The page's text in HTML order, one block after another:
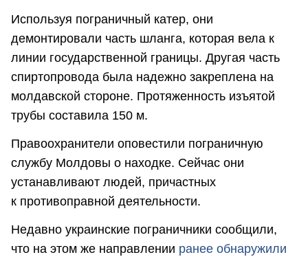
Используя пограничный катер, они
демонтировали часть шланга, которая вела к
линии государственной границы. Другая часть
спиртопровода была надежно закреплена на
молдавской стороне. Протяженность изъятой
трубы составила 150 м.
Правоохранители оповестили пограничную
службу Молдовы о находке. Сейчас они
устанавливают людей, причастных
к противоправной деятельности.
Недавно украинские пограничники сообщили,
что на этом же направлении ранее обнаружили